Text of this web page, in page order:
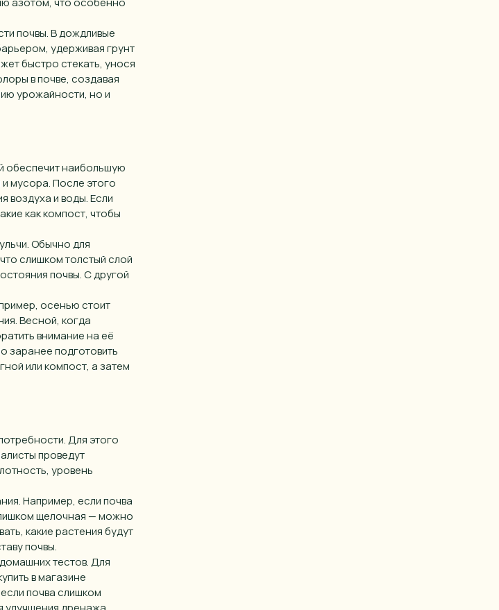
почвы. В дождливые
удерживая грунт
быстро стекать, унося
в почве, создавая
урожайности, но и
обеспечит наибольшую
мусора. После этого
воздуха и воды. Если
как компост, чтобы
Обычно для
слишком толстый слой
почвы. С другой
осенью стоит
Весной, когда
внимание на её
заранее подготовить
или компост, а затем
Для этого
проведут
уровень
Например, если почва
щелочная — можно
какие растения будут
почвы.
тестов. Для
в магазине
почва слишком